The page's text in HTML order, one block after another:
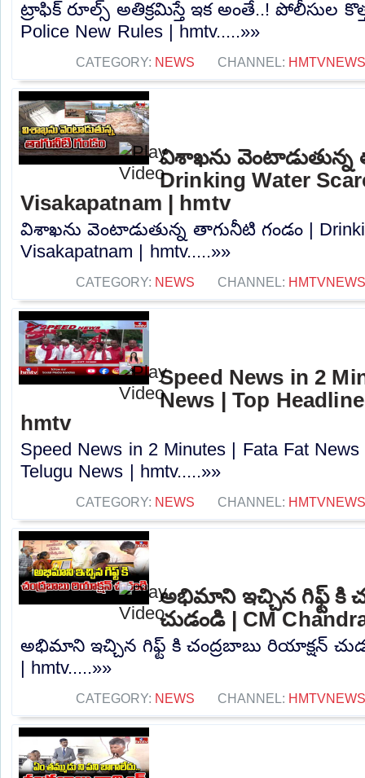
ట్రాఫిక్ రూల్స్ అతిక్రమిస్తే ఇక అంతే..! పోలీసుల
Police New Rules | hmtv.....»»
CATEGORY: NEWS CHANNEL: HMTVNEWS
విశాఖను వెంటాడుతున్న
Drinking Water
Visakapatnam | hmtv
విశాఖను వెంటాడుతున్న తాగునీటి గండం |
Visakapatnam | hmtv.....»»
CATEGORY: NEWS CHANNEL: HMTVNEWS
Speed News in 2
News | Top
hmtv
Speed News in 2 Minutes | Fata Fat
Telugu News | hmtv.....»»
CATEGORY: NEWS CHANNEL: HMTVNEWS
అభిమాని ఇచ్చిన గిఫ్ట్ కి
చుడండి | CM
అభిమాని ఇచ్చిన గిఫ్ట్ కి చంద్రబాబు రియాక్షన్
| hmtv.....»»
CATEGORY: NEWS CHANNEL: HMTVNEWS